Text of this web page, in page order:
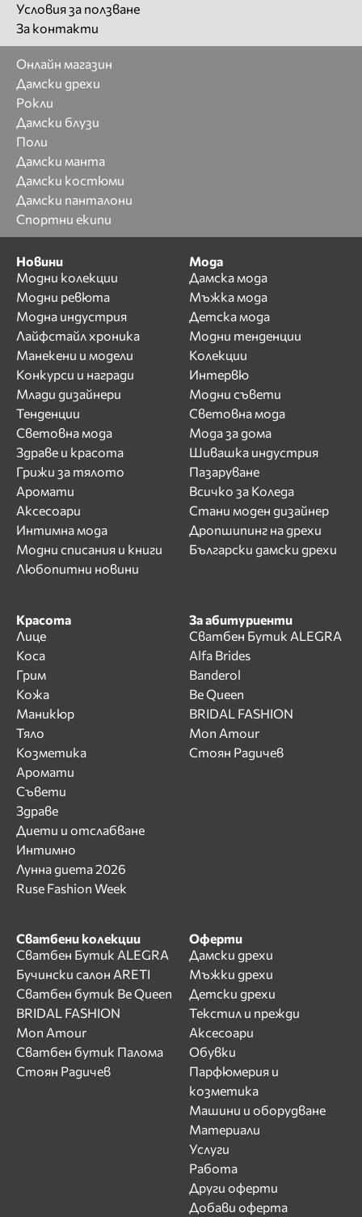
Условия за ползване
За контакти
Онлайн магазин
Дамски дрехи
Рокли
Дамски блузи
Поли
Дамски манта
Дамски костюми
Дамски панталони
Спортни екипи
Новини
Модни колекции
Модни ревюта
Модна индустрия
Лайфстайл хроника
Манекени и модели
Конкурси и награди
Млади дизайнери
Тенденции
Световна мода
Здраве и красота
Грижи за тялото
Аромати
Аксесоари
Интимна мода
Модни списания и книги
Любопитни новини
Мода
Дамска мода
Мъжка мода
Детска мода
Модни тенденции
Колекции
Интервю
Модни съвети
Световна мода
Мода за дома
Шивашка индустрия
Пазаруване
Всичко за Коледа
Стани моден дизайнер
Дропшипинг на дрехи
Български дамски дрехи
Красота
Лице
Коса
Грим
Кожа
Маникюр
Тяло
Козметика
Аромати
Съвети
Здраве
Диети и отслабване
Интимно
Лунна диета 2026
Ruse Fashion Week
За абитуриенти
Сватбен Бутик ALEGRA
Alfa Brides
Banderol
Be Queen
BRIDAL FASHION
Mon Amour
Стоян Радичев
Сватбени колекции
Сватбен Бутик ALEGRA
Бучински салон ARETI
Сватбен бутик Be Queen
BRIDAL FASHION
Mon Amour
Сватбен бутик Палома
Стоян Радичев
Оферти
Дамски дрехи
Мъжки дрехи
Детски дрехи
Текстил и прежди
Аксесоари
Обувки
Парфюмерия и
козметика
Машини и оборудване
Материали
Услуги
Работа
Други оферти
Добави оферта